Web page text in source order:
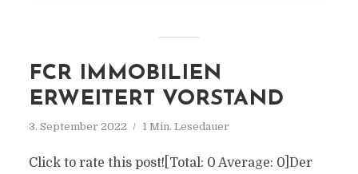
FCR IMMOBILIEN
ERWEITERT VORSTAND
3. September 2022 1 Min. Lesedauer
Click to rate this post![Total: 0 Average: 0]Der